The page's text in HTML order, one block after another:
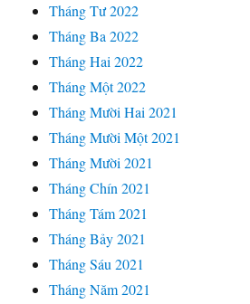
Tháng Tư 2022
Tháng Ba 2022
Tháng Hai 2022
Tháng Một 2022
Tháng Mười Hai 2021
Tháng Mười Một 2021
Tháng Mười 2021
Tháng Chín 2021
Tháng Tám 2021
Tháng Bảy 2021
Tháng Sáu 2021
Tháng Năm 2021